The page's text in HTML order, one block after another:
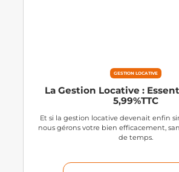
GESTION LOCATIVE
La Gestion Locative :
5,99%TTC
Et si la gestion locative devenait enfin
nous gérons votre bien efficacement,
de temps.